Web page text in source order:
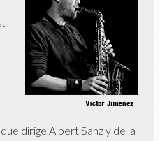
dirige Albert Sanz y de la